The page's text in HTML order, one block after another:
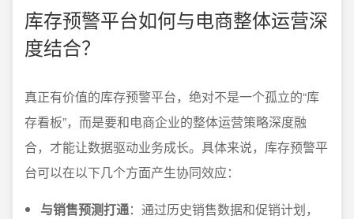
库存预警平台如何与电商整体运营深
度结合？
真正有价值的库存预警平台，绝对不是一个孤立的“库
存看板”，而是要和电商企业的整体运营策略深度融
合，才能让数据驱动业务成长。具体来说，库存预警平
台可以在以下几个方面产生协同效应：
与销售预测打通：通过历史销售数据和促销计划，